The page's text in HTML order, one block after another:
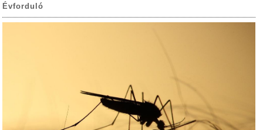
Évforduló